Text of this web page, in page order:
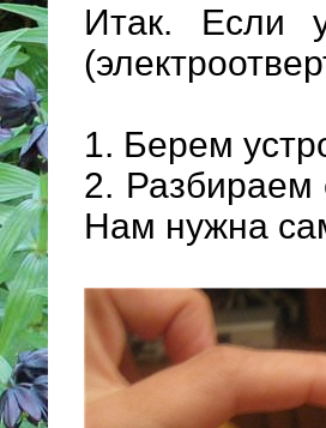
Итак. Если
1. Берем
2. Разбираем
Нам нужна